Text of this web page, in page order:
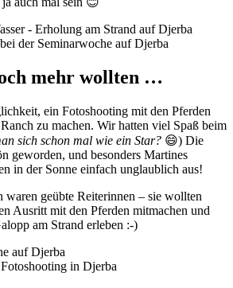
mehr wollten …
ein Fotoshooting mit den Pferden
zu machen. Wir hatten viel Spaß beim
sich schon mal wie ein Star? 😄​) Die
geworden, und besonders Martines
in der Sonne einfach unglaublich aus!
waren geübte Reiterinnen – sie wollten
Ausritt mit den Pferden mitmachen und
am Strand erleben :-)